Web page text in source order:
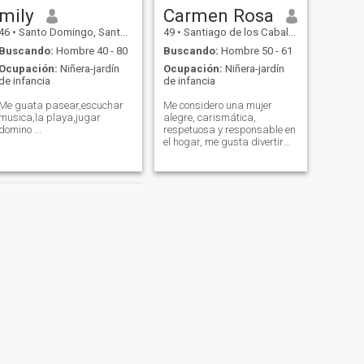
claridad.
mily
• Santo Domingo, Santo Domingo, Rep. Dominicana
Buscando: Hombre 40 - 80
Ocupación: Niñera-jardín
infancia
Me guata pasear,escuchar
musica,la playa,jugar
domino ...
Carmen Rosa
49 • Santiago de los Caballeros, Santiago, Rep. Dominicana
Buscando: Hombre 50 - 61
Ocupación: Niñera-jardín
de infancia
Me considero una mujer
alegre, carismática,
respetuosa y responsable en
el hogar, me gusta divertirme